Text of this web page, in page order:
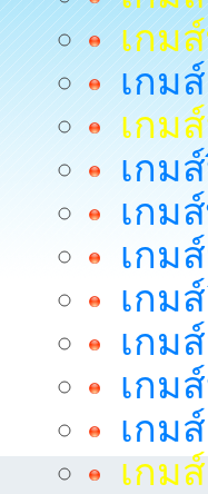
เกม
เกม
เกม
เกม
เกม
เกม
เกม
เกม
เกม
เกม
เกม